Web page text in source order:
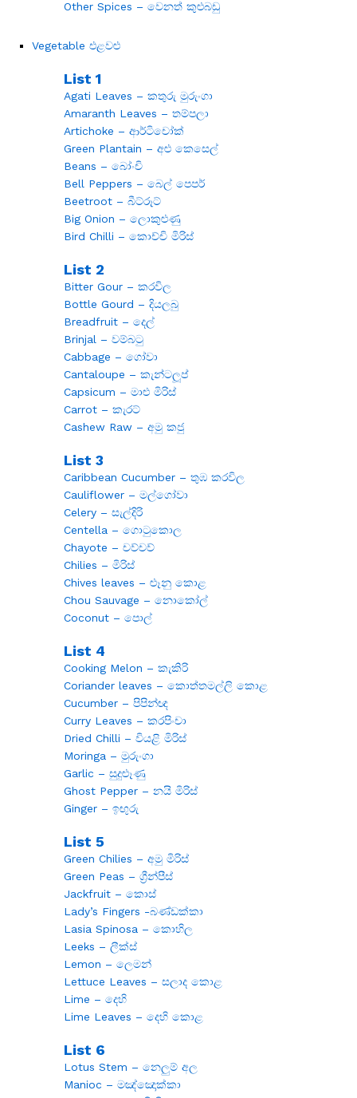
Other Spices – වෙනත් කුළුබඩු
Vegetable එළවළු
List 1
Agati Leaves – කතුරු මුරුංගා
Amaranth Leaves – තම්පලා
Artichoke – ආර්ටිචෝක්
Green Plantain – අළු කෙසෙල්
Beans – බෝංචි
Bell Peppers – බෙල් පෙපර්
Beetroot – බීට්රූට්
Big Onion – ලොකුළුණු
Bird Chilli – කොච්චි මිරිස්
List 2
Bitter Gour – කරවිල
Bottle Gourd – දියලබු
Breadfruit – දෙල්
Brinjal – වම්බටු
Cabbage – ගෝවා
Cantaloupe – කැන්ටලූප්
Capsicum – මාළු මිරිස්
Carrot – කැරට්
Cashew Raw – අමු කජු
List 3
Caribbean Cucumber – තුඹ කරවිල
Cauliflower – මල්ගෝවා
Celery – සැල්දිරි
Centella – ගොටුකොල
Chayote – චව්චව්
Chilies – මිරිස්
Chives leaves – ළූනු කොළ
Chou Sauvage – නොකෝල්
Coconut – පොල්
List 4
Cooking Melon – කැකිරි
Coriander leaves – කොත්තමල්ලි කොළ
Cucumber – පිපින්ඥ
Curry Leaves – කරපිංචා
Dried Chilli – වියළි මිරිස්
Moringa – මුරුංගා
Garlic – සුදුළූණු
Ghost Pepper – නයි මිරිස්
Ginger – ඉඟුරු
List 5
Green Chilies – අමු මිරිස්
Green Peas – ග්‍රීන්පීස්
Jackfruit – කොස්
Lady’s Fingers -බණ්ඩක්කා
Lasia Spinosa – කොහිල
Leeks – ලීක්ස්
Lemon – ලෙමන්
Lettuce Leaves – සලාද කොළ
Lime – දෙහි
Lime Leaves – දෙහි කොළ
List 6
Lotus Stem – නෙලුම් අල
Manioc – මඤ්ඤොක්කා